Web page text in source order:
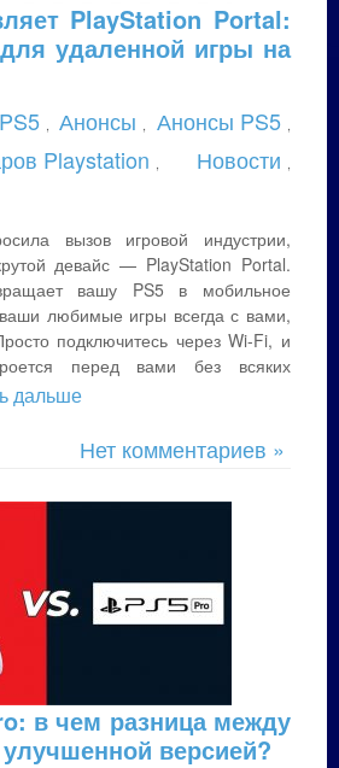
PlayStation Portal:
удаленной игры на
PS5 Анонсы Анонсы PS5
Playstation Новости
вызов игровой индустрии,
девайс — PlayStation Portal.
вашу PS5 в мобильное
любимые игры всегда с вами,
подключитесь через Wi-Fi, и
перед вами без всяких
дальше
Нет комментариев »
в чем разница между
версией?